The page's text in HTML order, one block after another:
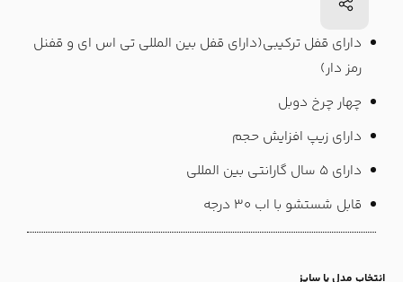
دارای قفل ترکیبی(دارای قفل بین المللی تی اس ای و قفنل
رمز دار)
چهار چرخ دوبل
دارای زیپ افزایش حجم
دارای ۵ سال گارانتی بین المللی
قابل شستشو با اب ۳۰ درجه